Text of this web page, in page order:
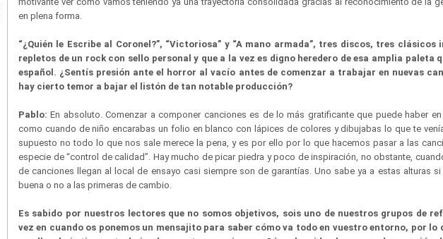
en plena forma.
“¿Quién le Escribe al Coronel?”, “Victoriosa” y “A mano armada”, tres discos, tres clásicos
repletos de un rock con sello personal y que a la vez es digno heredero de esa amplia paleta
español. ¿Sentís presión ante el horror al vacío antes de comenzar a trabajar en nuevas
hay cierto temor a bajar el listón de tan notable producción?
Pablo: En absoluto. Comenzar a componer canciones es de lo más gratificante que puede haber
como cuando de niño encarabas un folio en blanco con lápices de colores y dibujabas lo que te
supuesto no todo lo que nos sale merece la pena, y es por ello por lo que hacemos pasar a las
especie de “control de calidad”. Hay mucho de picar piedra y poco de inspiración, no obstante,
de canciones llegan al local de ensayo casi siempre son de garantías. Uno sabe ya a estas alturas
buena o no a las primeras de cambio.
Es sabido por nuestros lectores que no somos objetivos, sois uno de nuestros grupos de
vez en cuando os ponemos un mensajito para saber cómo va todo en vuestro entorno, por lo